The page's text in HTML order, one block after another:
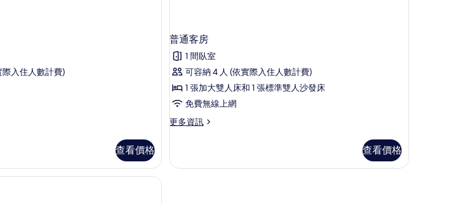
際入住人數計費)
查看價格
普通客房
1 間臥室
可容納 4 人 (依實際入住人數計費)
1 張加大雙人床和 1 張標準雙人沙發床
免費無線上網
更多資訊
更
客
查看價格